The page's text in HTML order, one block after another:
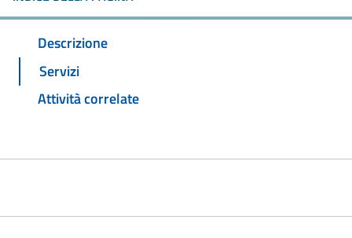
Descrizione
Servizi
Attività correlate